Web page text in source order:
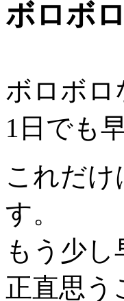
ボロボ
ボロボロ
1日でも
これだ
す。
もう少
正直思う